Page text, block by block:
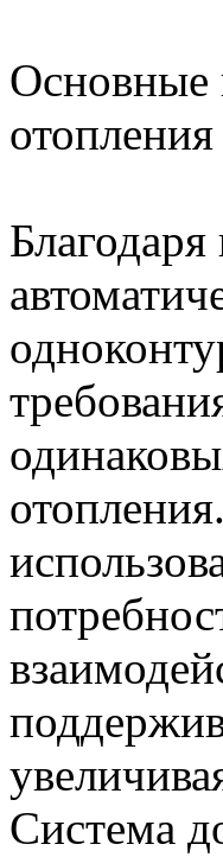
Основные
отопления
Система